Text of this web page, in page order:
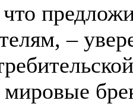
–
мировые